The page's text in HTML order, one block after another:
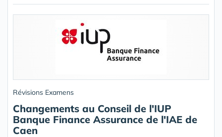
Révisions Examens
Changements au Conseil de l'IUP
Banque Finance Assurance de l'IAE de
Caen